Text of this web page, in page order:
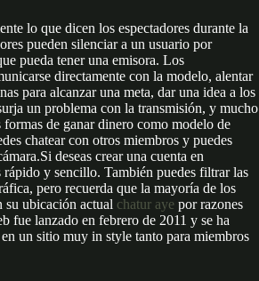
lo que dicen los espectadores durante la
pueden silenciar a un usuario por
pueda tener una emisora. Los
directamente con la modelo, alentar
para alcanzar una meta, dar una idea a los
un problema con la transmisión, y mucho
formas de ganar dinero como modelo de
chatear con otros miembros y puedes
deseas crear una cuenta en
rápido y sencillo. También puedes filtrar las
pero recuerda que la mayoría de los
su ubicación actual chatur aye por razones
fue lanzado en febrero de 2011 y se ha
un sitio muy in style tanto para miembros